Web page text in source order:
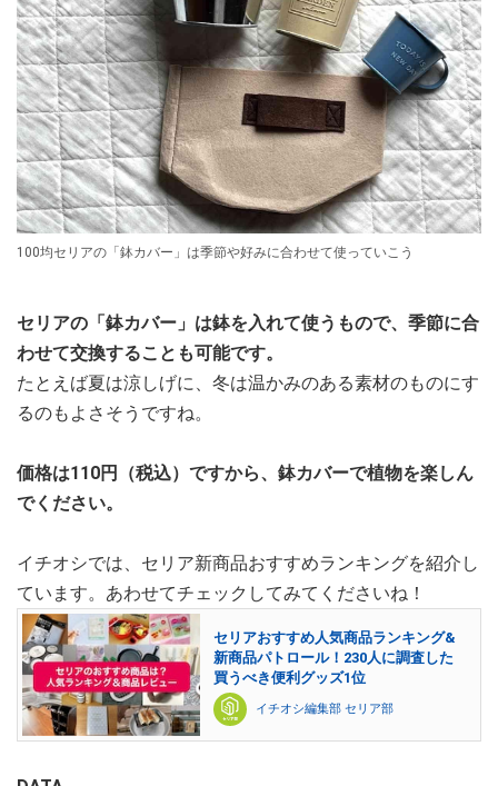
100均セリアの「鉢カバー」は季節や好みに合わせて使っていこう
セリアの「鉢カバー」は鉢を入れて使うもので、季節に合
わせて交換することも可能です。
たとえば夏は涼しげに、冬は温かみのある素材のものにす
るのもよさそうですね。
価格は110円（税込）ですから、鉢カバーで植物を楽しん
でください。
イチオシでは、セリア新商品おすすめランキングを紹介し
ています。あわせてチェックしてみてくださいね！
セリアおすすめ人気商品ランキング&
新商品パトロール！230人に調査した
買うべき便利グッズ1位
イチオシ編集部 セリア部